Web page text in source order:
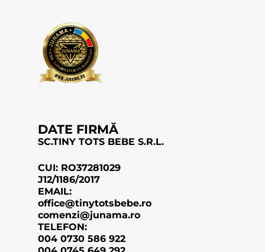
DATE FIRMĂ
SC.TINY TOTS BEBE S.R.L.
CUI: RO37281029
J12/1186/2017
EMAIL:
office@tinytotsbebe.ro
comenzi@junama.ro
TELEFON:
004 0730 586 922